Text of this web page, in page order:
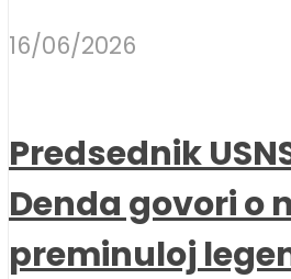
16/06/2026
Predsednik
Denda govori o
preminuloj